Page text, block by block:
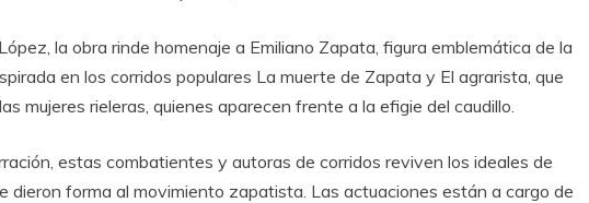
la obra rinde homenaje a Emiliano Zapata, figura emblemática de la
en los corridos populares La muerte de Zapata y El agrarista, que
mujeres rieleras, quienes aparecen frente a la efigie del caudillo.
estas combatientes y autoras de corridos reviven los ideales de
dieron forma al movimiento zapatista. Las actuaciones están a cargo de